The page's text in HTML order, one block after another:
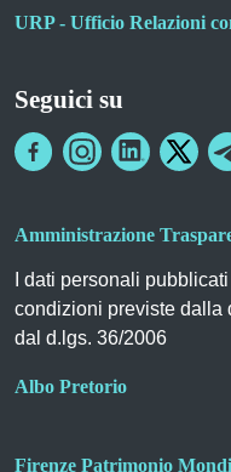
URP - Ufficio Relazioni
Seguici su
Amministrazione
I dati personali
condizioni previste dalla
dal d.lgs. 36/2006
Albo Pretorio
Firenze Patrimonio